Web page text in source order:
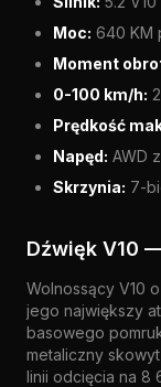
Moc: 640 KM
Moment
0-100 km/h:
Prędkość
Napęd: AWD
Skrzynia: 7-
Dźwięk V10
Wolnossący V10
jego największy
basowego
metaliczny
linii odcięcia na 8